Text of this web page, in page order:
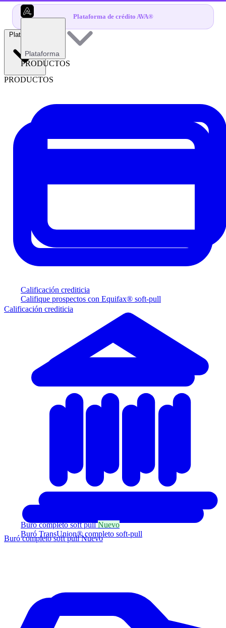
Plataforma de crédito AVA®
Plataforma
PRODUCTOS
Calificación crediticia
Califique prospectos con Equifax® soft-pull
Buró completo soft pullNuevo
Buró TransUnion® completo soft-pull
Plataforma
PRODUCTOS
Calificación crediticia
Buró completo soft pullNuevo